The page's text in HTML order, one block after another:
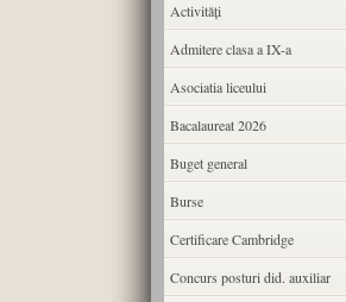
Activități
Admitere clasa a IX-a
Asociatia liceului
Bacalaureat 2026
Buget general
Burse
Certificare Cambridge
Concurs posturi did. auxiliar